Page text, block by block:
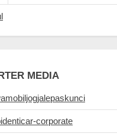
MEDIA
corporate